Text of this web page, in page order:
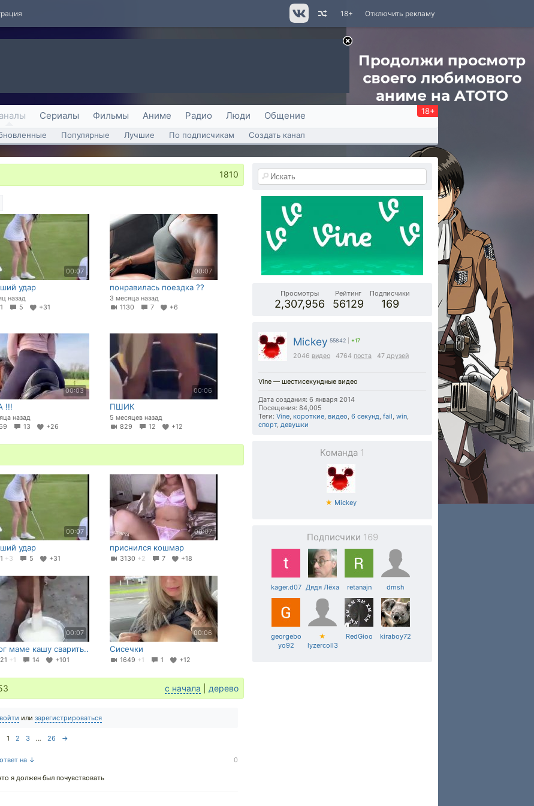
Отключить рекламу
18+
Сериалы Фильмы Аниме Радио Люди Общение 18+
Популярные Лучшие По подписчикам Создать канал
1810
00:07
удар
назад
5 +31
00:07
понравилась поездка ??
3 месяца назад
1130
7 +6
00:03
!!!
назад
13 +26
00:06
ПШИК
5 месяцев назад
829
12 +12
00:07
удар
+3 5 +31
00:07
приснился кошмар
3130 +2 7 +18
00:07
маме кашу сварить..
+1 14 +101
00:06
Сисечки
1649 +1 1 +12
с начала дерево
войти или зарегистрироваться
1 2 3 ... 26 →
на ↓ 0
я должен был почувствовать
Просмотры
2,307,956
Рейтинг
56129
Подписчики
169
Mickey 55842 +17
2046 видео 4764 поста 47 друзей
Vine — шестисекундные видео
Дата создания: 6 января 2014
Посещения: 84,005
Теги: Vine, короткие, видео, 6 секунд, fail, win,
спорт, девушки
Команда 1
★ Mickey
Подписчики 169
kager.d07 Дядя Лёха retanajn dmsh
georgebo
yo92
★
lyzercoll3
RedGioo kiraboy72